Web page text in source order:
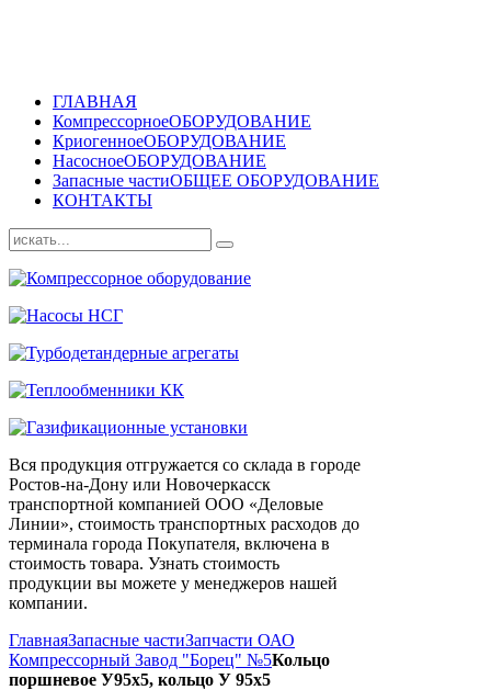
ГЛАВНАЯ
КомпрессорноеОБОРУДОВАНИЕ
КриогенноеОБОРУДОВАНИЕ
НасосноеОБОРУДОВАНИЕ
Запасные частиОБЩЕЕ ОБОРУДОВАНИЕ
КОНТАКТЫ
Вся продукция отгружается со склада в городе
Ростов-на-Дону или Новочеркасск
транспортной компанией ООО «Деловые
Линии», стоимость транспортных расходов до
терминала города Покупателя, включена в
стоимость товара. Узнать стоимость
продукции вы можете у менеджеров нашей
компании.
ГлавнаяЗапасные частиЗапчасти ОАО
Компрессорный Завод "Борец" №5Кольцо
поршневое У95х5, кольцо У 95х5